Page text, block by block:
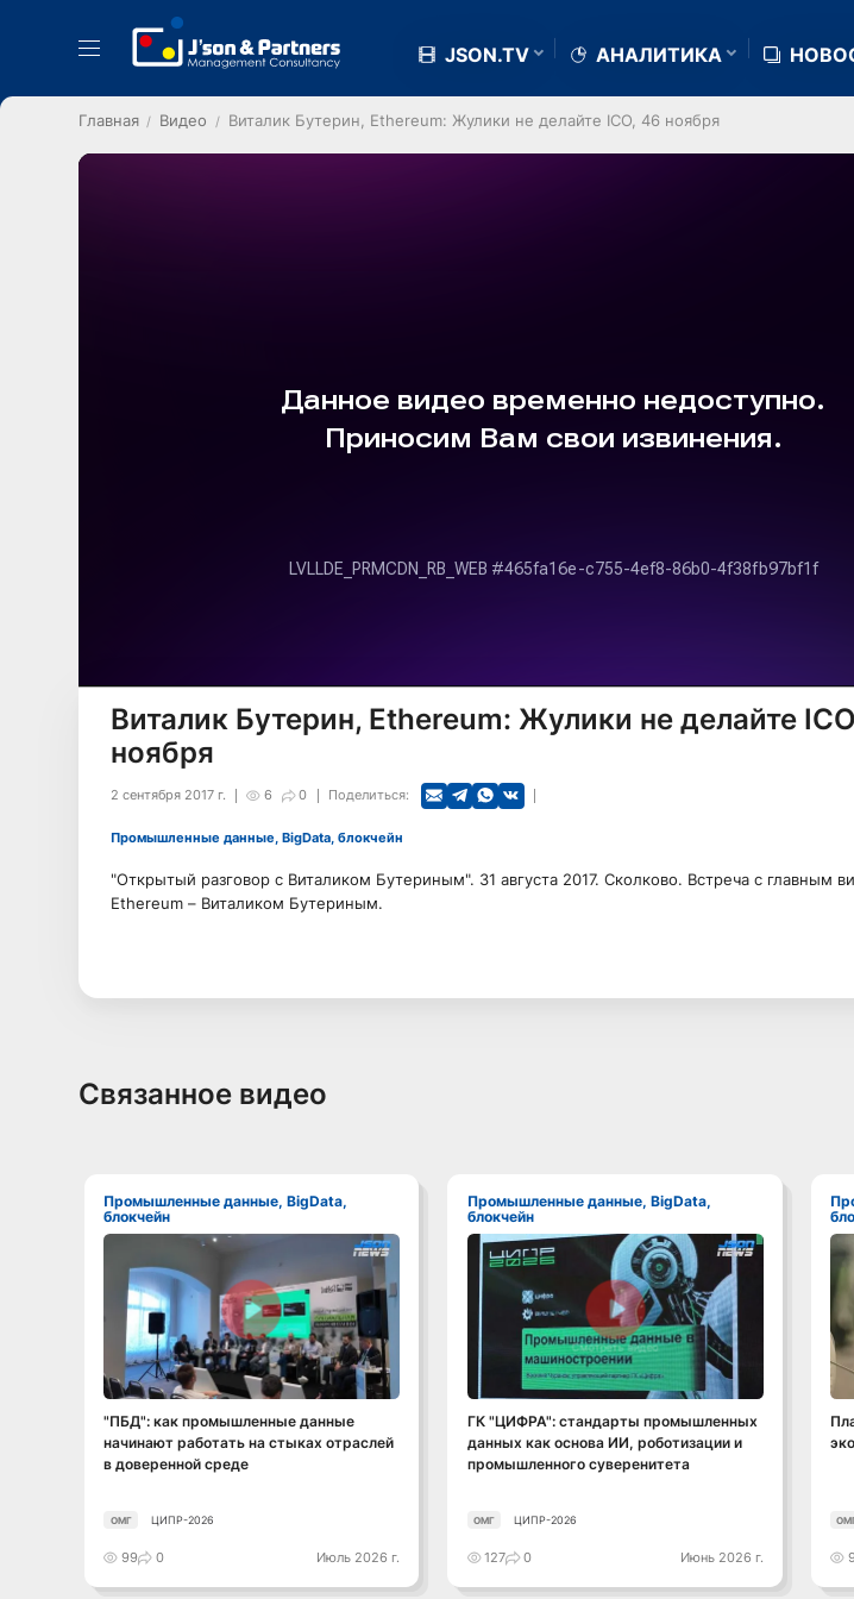
JSON.TV АНАЛИТИКА
Главная Видео Виталик Бутерин, Ethereum: Жулики не делайте ICO, 46 ноября
Виталик Бутерин, Ethereum: Жулики не делайте
ноября
6 0
2 сентября 2017 г. Поделиться:
Промышленные данные, BigData, блокчейн
"Открытый разговор с Виталиком Бутериным". 31 августа 2017. Сколково. Встреча с главным
Ethereum – Виталиком Бутериным.
Связанное видео
Промышленные данные, BigData,
блокчейн
Смотреть видео
"ПБД": как промышленные данные
начинают работать на стыках отраслей
в доверенной среде
ОМГ ЦИПР-2026
99 0 Июль 2026 г.
Промышленные данные, BigData,
блокчейн
Смотреть видео
ГК "ЦИФРА": стандарты промышленных
данных как основа ИИ, роботизации и
промышленного суверенитета
ОМГ ЦИПР-2026
127 0 Июнь 2026 г.
Промышленные данные, BigData,